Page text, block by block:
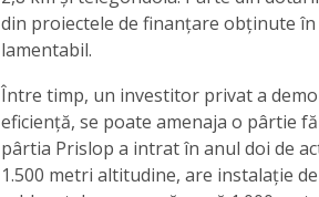
din proiectele de finanțare obținute
lamentabil.
Între timp, un investitor privat a
eficiență, se poate amenaja o pârtie
pârtia Prislop a intrat în anul doi de
1.500 metri altitudine, are instalație